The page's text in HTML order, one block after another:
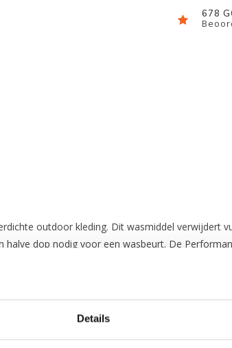
Details
678
outdoor kleding. Dit wasmiddel verwijdert
dop nodig voor een wasbeurt. De
in de lade van de wasmachine in plaats